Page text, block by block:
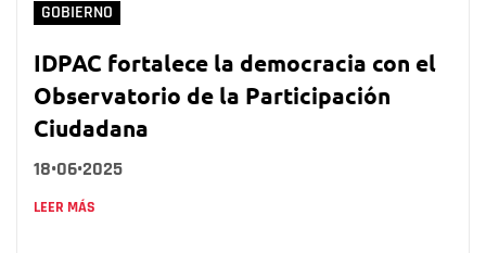
GOBIERNO
IDPAC fortalece la democracia con el
Observatorio de la Participación
Ciudadana
18•06•2025
LEER MÁS